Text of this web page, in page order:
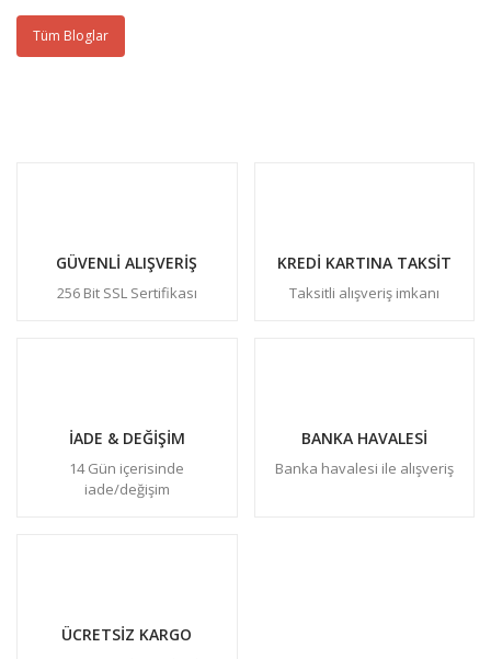
Tüm Bloglar
GÜVENLİ ALIŞVERİŞ
256 Bit SSL Sertifikası
KREDİ KARTINA TAKSİT
Taksitli alışveriş imkanı
İADE & DEĞİŞİM
14 Gün içerisinde
iade/değişim
BANKA HAVALESİ
Banka havalesi ile alışveriş
ÜCRETSİZ KARGO